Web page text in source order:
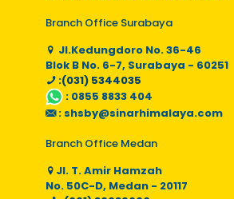
Branch Office Surabaya
Jl.Kedungdoro No. 36-46
Blok B No. 6-7, Surabaya - 60251
:(031) 5344035
: 0855 8833 404
: shsby@sinarhimalaya.com
Branch Office Medan
Jl. T. Amir Hamzah
No. 50C-D, Medan - 20117